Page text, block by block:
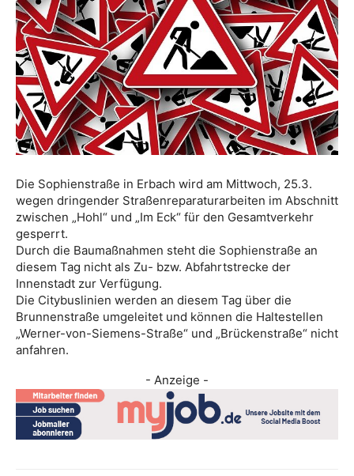
Die Sophienstraße in Erbach wird am Mittwoch, 25.3.
wegen dringender Straßenreparaturarbeiten im Abschnitt
zwischen „Hohl“ und „Im Eck“ für den Gesamtverkehr
gesperrt.
Durch die Baumaßnahmen steht die Sophienstraße an
diesem Tag nicht als Zu- bzw. Abfahrtstrecke der
Innenstadt zur Verfügung.
Die Citybuslinien werden an diesem Tag über die
Brunnenstraße umgeleitet und können die Haltestellen
„Werner-von-Siemens-Straße“ und „Brückenstraße“ nicht
anfahren.
- Anzeige -